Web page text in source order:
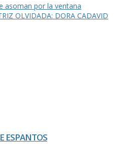
asoman por la ventana
OLVIDADA: DORA CADAVID
ESPANTOS